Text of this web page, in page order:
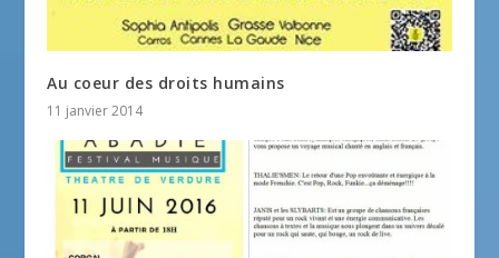
Au coeur des droits humains
11 janvier 2014